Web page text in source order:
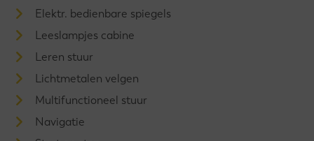
Elektr. bedienbare spiegels
Leeslampjes cabine
Leren stuur
Lichtmetalen velgen
Multifunctioneel stuur
Navigatie